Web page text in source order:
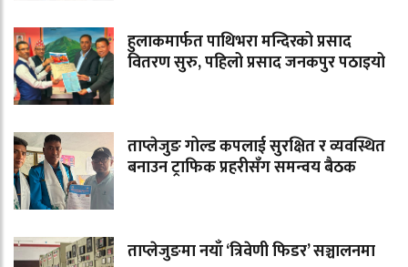
हुलाकमार्फत पाथिभरा मन्दिरको प्रसाद
वितरण सुरु, पहिलो प्रसाद जनकपुर पठाइयो
ताप्लेजुङ गोल्ड कपलाई सुरक्षित र व्यवस्थित
बनाउन ट्राफिक प्रहरीसँग समन्वय बैठक
ताप्लेजुङमा नयाँ ‘त्रिवेणी फिडर’ सञ्चालनमा